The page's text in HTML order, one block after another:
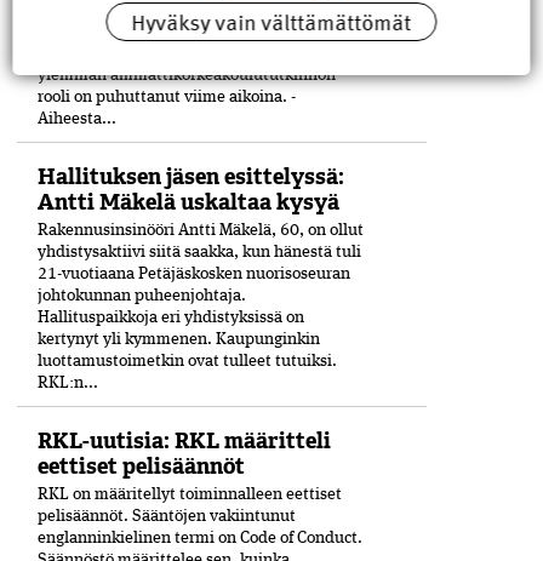
Osallistujia puhutti etenkin
rakennusmestarin YAMK-tutkinto.
ylemmän ammattikorkeakoulututkinnon
rooli on puhuttanut viime ­aikoina. ­
Aiheesta...
Hallituksen jäsen esittelyssä:
Antti Mäkelä uskaltaa kysyä
Rakennusinsinööri Antti Mäkelä, 60, on ollut
yhdistysaktiivi siitä saakka, kun hänestä tuli
21-vuo­tiaana Petäjäskosken nuoriso­seuran
johtokunnan puheenjohtaja.
Hallituspaikkoja eri yhdistyksissä on
kertynyt yli kymmenen. Kaupunginkin
luottamustoimetkin ovat tulleet tutuiksi.
RKL:n...
RKL-uutisia: RKL määritteli
eettiset pelisäännöt
RKL on määritellyt toiminnalleen eettiset
peli­säännöt. Sääntöjen vakiintunut
englanninkielinen termi on Code of Conduct.
Hyväksy vain välttämättömät